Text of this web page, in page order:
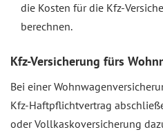
die Kosten für die Kfz-
berechnen.
Kfz-Versicherung fürs
Bei einer
Kfz-Haftpflichtvertrag
oder Vollkaskoversicherung